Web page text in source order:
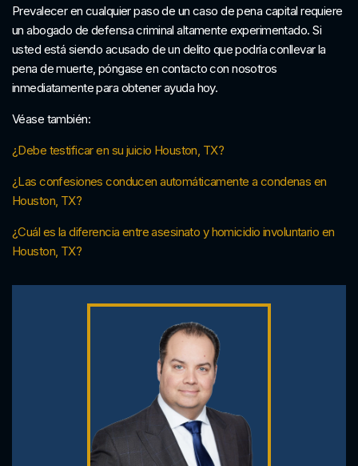
Prevalecer en cualquier paso de un caso de pena capital requiere
un abogado de defensa criminal altamente experimentado. Si
usted está siendo acusado de un delito que podría conllevar la
pena de muerte, póngase en contacto con nosotros
inmediatamente para obtener ayuda hoy.
Véase también:
¿Debe testificar en su juicio Houston, TX?
¿Las confesiones conducen automáticamente a condenas en
Houston, TX?
¿Cuál es la diferencia entre asesinato y homicidio involuntario en
Houston, TX?